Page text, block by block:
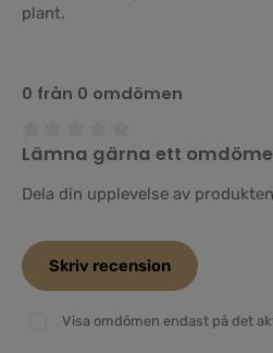
plant.
0 från 0 omdömen
Genomsnittligt betyg på 0 av 5
Lämna gärna ett
Dela din upplevelse av
Skriv recension
Visa omdömen endast på det